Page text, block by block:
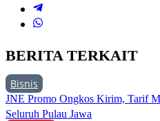
BERITA TERKAIT
Bisnis
JNE Promo Ongkos Kirim, Tarif
Seluruh Pulau Jawa